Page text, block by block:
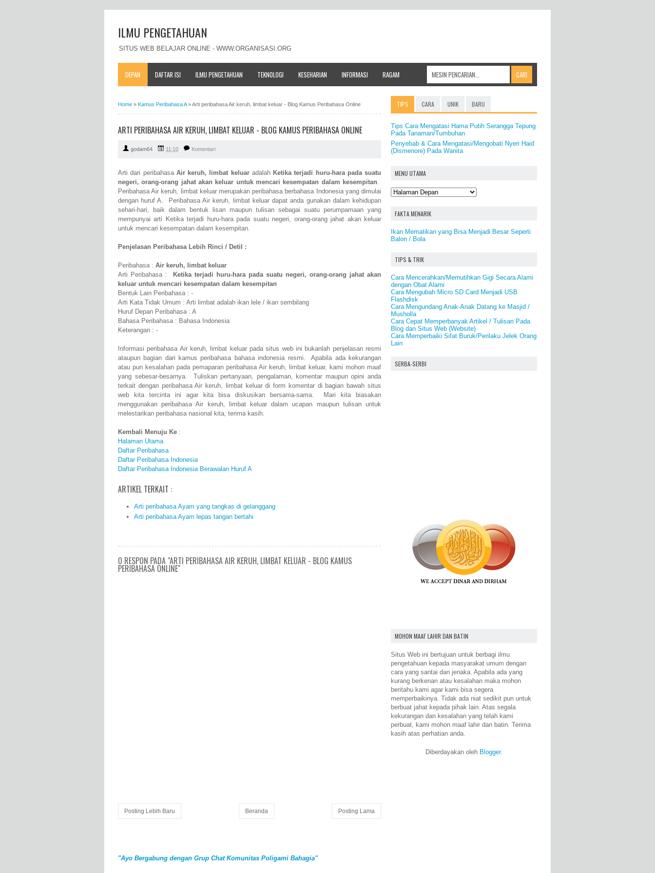
ILMU PENGETAHUAN
SITUS WEB BELAJAR ONLINE - WWW.ORGANISASI.ORG
DEPAN DAFTAR ISI ILMU PENGETAHUAN TEKNOLOGI KESEHARIAN INFORMASI RAGAM
Home » Kamus Peribahasa A»Arti peribahasa Air keruh, limbat keluar - Blog Kamus Peribahasa Online
ARTI PERIBAHASA AIR KERUH, LIMBAT KELUAR - BLOG KAMUS PERIBAHASA ONLINE
godam64 11:10 Komentari
Arti dari peribahasa Air keruh, limbat keluaradalah Ketika terjadi huru-hara pada suatu
negeri, orang-orang jahat akan keluar untuk mencari kesempatan dalam kesempitan.
Peribahasa Air keruh, limbat keluar merupakan peribahasa berbahasa Indonesia yang dimulai
dengan huruf A. Peribahasa Air keruh, limbat keluar dapat anda gunakan dalam kehidupan
sehari-hari, baik dalam bentuk lisan maupun tulisan sebagai suatu perumpamaan yang
mempunyai arti Ketika terjadi huru-hara pada suatu negeri, orang-orang jahat akan keluar
untuk mencari kesempatan dalam kesempitan.
Penjelasan Peribahasa Lebih Rinci / Detil :
Peribahasa : Air keruh, limbat keluar
Arti Peribahasa :
Ketika terjadi huru-hara pada suatu negeri, orang-orang jahat akan
keluar untuk mencari kesempatan dalam kesempitan
Bentuk Lain Peribahasa : -
Arti Kata Tidak Umum : Arti limbat adalah ikan lele / ikan sembilang
Huruf Depan Peribahasa : A
Bahasa Peribahasa : Bahasa Indonesia
Keterangan : -
Informasi peribahasa Air keruh, limbat keluar pada situs web ini bukanlah penjelasan resmi
ataupun bagian dari kamus peribahasa bahasa indonesia resmi. Apabila ada kekurangan
atau pun kesalahan pada pemaparan peribahasa Air keruh, limbat keluar, kami mohon maaf
yang sebesar-besarnya. Tuliskan pertanyaan, pengalaman, komentar maupun opini anda
terkait dengan peribahasa Air keruh, limbat keluar di form komentar di bagian bawah situs
web kita tercinta ini agar kita bisa diskusikan bersama-sama. Mari kita biasakan
menggunakan peribahasa Air keruh, limbat keluar dalam ucapan maupun tulisan untuk
melestarikan peribahasa nasional kita, terima kasih.
Kembali Menuju Ke :
Halaman Utama
Daftar Peribahasa
Daftar Peribahasa Indonesia
Daftar Peribahasa Indonesia Berawalan Huruf A
ARTIKEL TERKAIT :
Arti peribahasa Ayam yang tangkas di gelanggang
Arti peribahasa Ayam lepas tangan bertahi
0 RESPON PADA "ARTI PERIBAHASA AIR KERUH, LIMBAT KELUAR - BLOG KAMUS
PERIBAHASA ONLINE"
Posting Lebih Baru Posting Lama
Beranda
"Ayo Bergabung dengan Grup Chat Komunitas Poligami Bahagia"
TIPS CARA UNIK BARU
Tips Cara Mengatasi Hama Putih Serangga Tepung
Pada Tanaman/Tumbuhan
Penyebab & Cara Mengatasi/Mengobati Nyeri Haid
(Dismenore) Pada Wanita
MENU UTAMA
FAKTA MENARIK
Ikan Mematikan yang Bisa Menjadi Besar Seperti
Balon / Bola
TIPS & TRIK
Cara Mencerahkan/Memutihkan Gigi Secara Alami
dengan Obat Alami
Cara Mengubah Micro SD Card Menjadi USB
Flashdisk
Cara Mengundang Anak-Anak Datang ke Masjid /
Musholla
Cara Cepat Memperbanyak Artikel / Tulisan Pada
Blog dan Situs Web (Website)
Cara Memperbaiki Sifat Buruk/Perilaku Jelek Orang
Lain
SERBA-SERBI
MOHON MAAF LAHIR DAN BATIN
Situs Web ini bertujuan untuk berbagi ilmu
pengetahuan kepada masyarakat umum dengan
cara yang santai dan jenaka. Apabila ada yang
kurang berkenan atau kesalahan maka mohon
beritahu kami agar kami bisa segera
memperbaikinya. Tidak ada niat sedikit pun untuk
berbuat jahat kepada pihak lain. Atas segala
kekurangan dan kesalahan yang telah kami
perbuat, kami mohon maaf lahir dan batin. Terima
kasih atas perhatian anda.
Diberdayakan oleh Blogger.